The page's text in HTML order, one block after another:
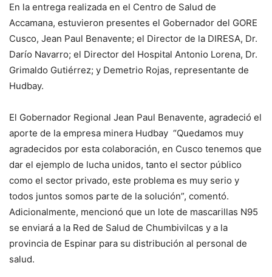
En la entrega realizada en el Centro de Salud de
Accamana, estuvieron presentes el Gobernador del GORE
Cusco, Jean Paul Benavente; el Director de la DIRESA, Dr.
Darío Navarro; el Director del Hospital Antonio Lorena, Dr.
Grimaldo Gutiérrez; y Demetrio Rojas, representante de
Hudbay.
El Gobernador Regional Jean Paul Benavente, agradeció el
aporte de la empresa minera Hudbay “Quedamos muy
agradecidos por esta colaboración, en Cusco tenemos que
dar el ejemplo de lucha unidos, tanto el sector público
como el sector privado, este problema es muy serio y
todos juntos somos parte de la solución”, comentó.
Adicionalmente, mencionó que un lote de mascarillas N95
se enviará a la Red de Salud de Chumbivilcas y a la
provincia de Espinar para su distribución al personal de
salud.